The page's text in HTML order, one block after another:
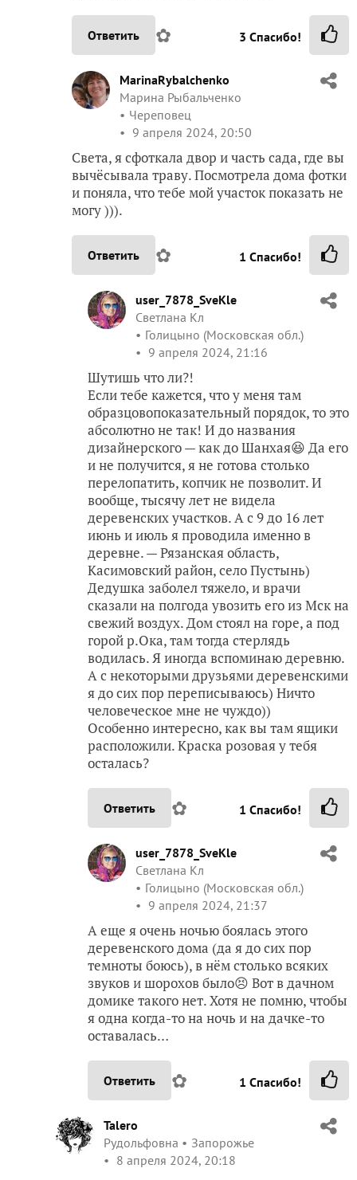
Ответить ✿ 3 Спасибо!
MarinaRybalchenko
Марина Рыбальченко
Череповец
9 апреля 2024, 20:50
Света, я сфоткала двор и часть сада, где вы
вычёсывала траву. Посмотрела дома фотки
и поняла, что тебе мой участок показать не
могу ))).
Ответить ✿ 1 Спасибо!
user_7878_SveKle
Светлана Кл
Голицыно (Московская обл.)
9 апреля 2024, 21:16
Шутишь что ли?!
Если тебе кажется, что у меня там
образцовопоказательный порядок, то это
абсолютно не так! И до названия
дизайнерского — как до Шанхая😆 Да его
и не получится, я не готова столько
перелопатить, копчик не позволит. И
вообще, тысячу лет не видела
деревенских участков. А с 9 до 16 лет
июнь и июль я проводила именно в
деревне. — Рязанская область,
Касимовский район, село Пустынь)
Дедушка заболел тяжело, и врачи
сказали на полгода увозить его из Мск на
свежий воздух. Дом стоял на горе, а под
горой р.Ока, там тогда стерлядь
водилась. Я иногда вспоминаю деревню.
А с некоторыми друзьями деревенскими
я до сих пор переписываюсь) Ничто
человеческое мне не чуждо))
Особенно интересно, как вы там ящики
расположили. Краска розовая у тебя
осталась?
Ответить ✿ 1 Спасибо!
user_7878_SveKle
Светлана Кл
Голицыно (Московская обл.)
9 апреля 2024, 21:37
А еще я очень ночью боялась этого
деревенского дома (да я до сих пор
темноты боюсь), в нём столько всяких
звуков и шорохов было😣 Вот в дачном
домике такого нет. Хотя не помню, чтобы
я одна когда-то на ночь и на дачке-то
оставалась…
Ответить ✿ 1 Спасибо!
Talero
Рудольфовна
Запорожье
8 апреля 2024, 20:18